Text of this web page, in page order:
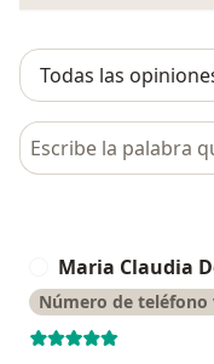
Busca en opiniones
Maria Claudia
Número de teléfono